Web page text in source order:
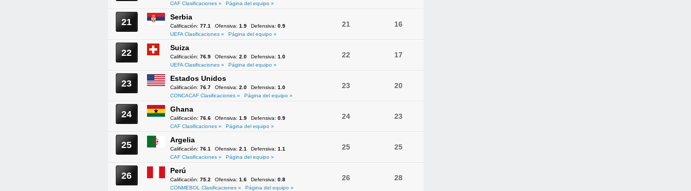
CAF Clasificaciones »
Página del equipo »
21 Serbia
Calificación: 77.1 Ofensiva: 1.9 Defensiva: 0.9
UEFA Clasificaciones »
Página del equipo »
21 16
22 Suiza
Calificación: 76.9 Ofensiva: 2.0 Defensiva: 1.0
UEFA Clasificaciones »
Página del equipo »
22 17
23 Estados Unidos
Calificación: 76.7 Ofensiva: 2.0 Defensiva: 1.0
CONCACAF Clasificaciones »
Página del equipo »
23 20
24 Ghana
Calificación: 76.6 Ofensiva: 1.9 Defensiva: 0.9
CAF Clasificaciones »
Página del equipo »
24 23
25 Argelia
Calificación: 76.1 Ofensiva: 2.1 Defensiva: 1.1
CAF Clasificaciones »
Página del equipo »
25 25
26 Perú
Calificación: 75.2 Ofensiva: 1.6 Defensiva: 0.8
CONMEBOL Clasificaciones »
Página del equipo »
26 28